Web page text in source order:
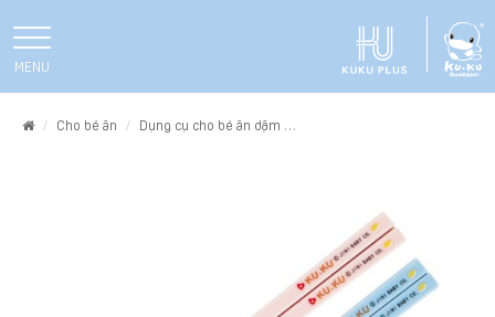
MENU
HomeCho bé ăn Dụng cụ cho bé ăn dặm